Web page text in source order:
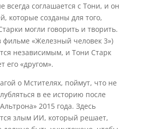
всегда соглашается с Тони, и он
которые созданы для того,
могли говорить и творить.
фильме «Железный человек 3»)
независимым, и Тони Старк
его «другом».
о Мстителях, поймут, что не
в ее историю после
2015 года. Здесь
злым ИИ, который решает,